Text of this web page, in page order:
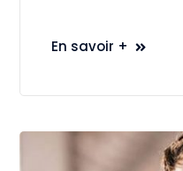
En savoir +